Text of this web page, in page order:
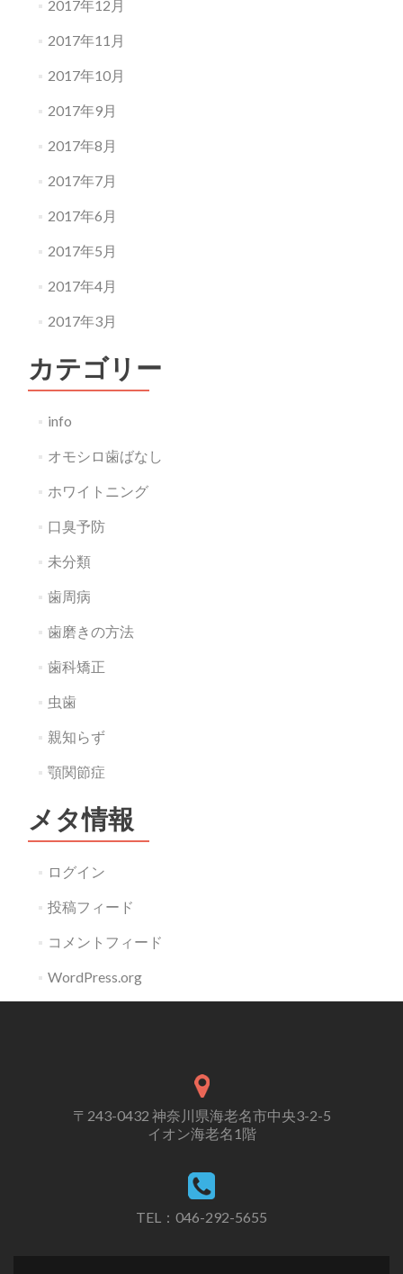
2017年12月
2017年11月
2017年10月
2017年9月
2017年8月
2017年7月
2017年6月
2017年5月
2017年4月
2017年3月
カテゴリー
info
オモシロ歯ばなし
ホワイトニング
口臭予防
未分類
歯周病
歯磨きの方法
歯科矯正
虫歯
親知らず
顎関節症
メタ情報
ログイン
投稿フィード
コメントフィード
WordPress.org
〒243-0432 神奈川県海老名市中央3-2-5
イオン海老名1階
TEL：046-292-5655